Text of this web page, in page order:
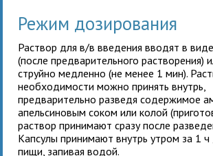
Режим дозирования
Раствор для в/в введения вводят в
(после предварительного растворения)
струйно медленно (не менее 1 мин).
необходимости можно принять внутрь,
предварительно разведя содержимое
апельсиновым соком или колой
раствор принимают сразу после
Капсулы принимают внутрь утром за 1
пищи, запивая водой.